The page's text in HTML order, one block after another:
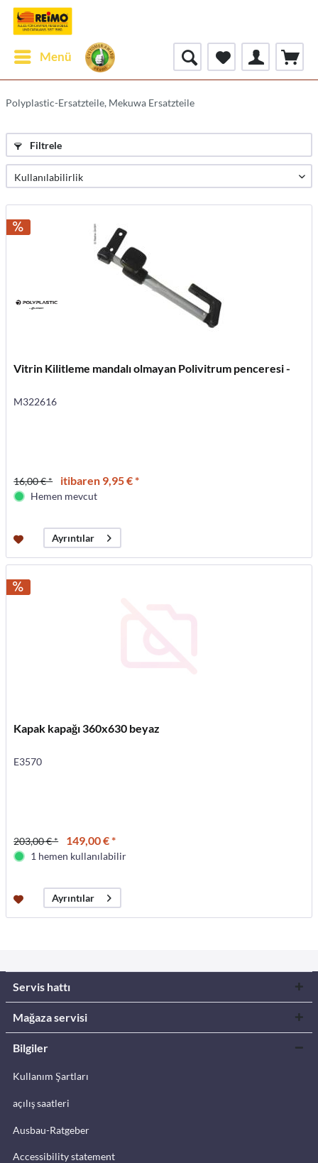
Menü
Polyplastic-Ersatzteile, Mekuwa Ersatzteile
Filtrele
Vitrin Kilitleme mandalı olmayan Polivitrum penceresi -
M322616
16,00 € * itibaren 9,95 € *
Hemen mevcut
Ayrıntılar
Kapak kapağı 360x630 beyaz
E3570
203,00 € * 149,00 € *
1 hemen kullanılabilir
Ayrıntılar
Servis hattı
Mağaza servisi
Bilgiler
Kullanım Şartları
açılış saatleri
Ausbau-Ratgeber
Accessibility statement